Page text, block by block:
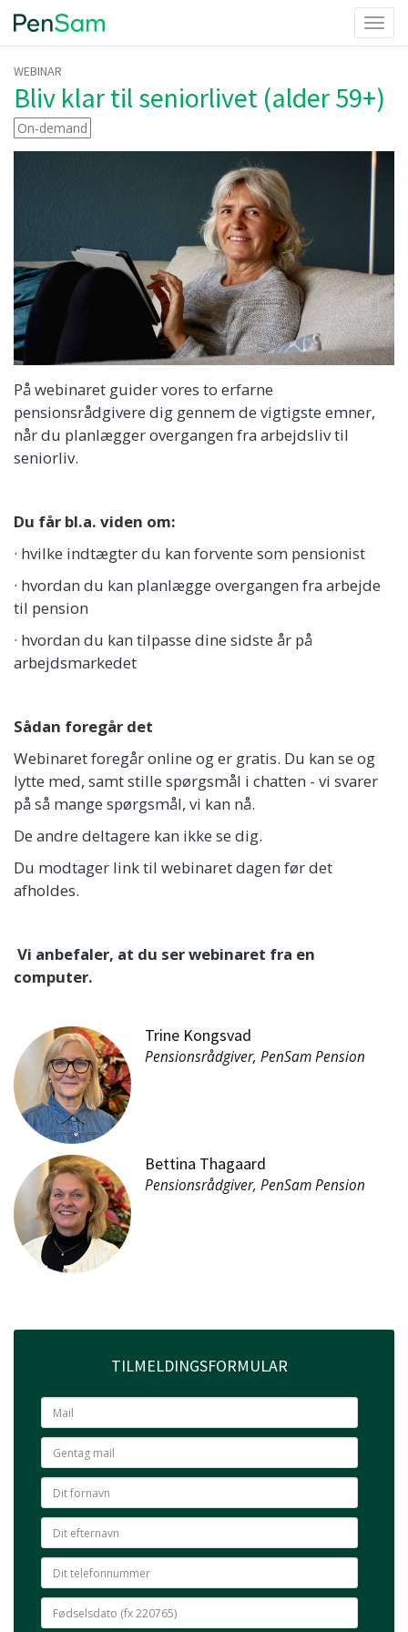
WEBINAR
Bliv klar til seniorlivet (alder 59+)
On-demand
På webinaret guider vores to erfarne
pensionsrådgivere dig gennem de vigtigste emner,
når du planlægger overgangen fra arbejdsliv til
seniorliv.
Du får bl.a. viden om:
· hvilke indtægter du kan forvente som pensionist
· hvordan du kan planlægge overgangen fra arbejde
til pension
· hvordan du kan tilpasse dine sidste år på
arbejdsmarkedet
Sådan foregår det
Webinaret foregår online og er gratis. Du kan se og
lytte med, samt stille spørgsmål i chatten - vi svarer
på så mange spørgsmål, vi kan nå.
De andre deltagere kan ikke se dig.
Du modtager link til webinaret dagen før det
afholdes.
Vi anbefaler, at du ser webinaret fra en
computer.
Trine Kongsvad
Pensionsrådgiver, PenSam Pension
Bettina Thagaard
Pensionsrådgiver, PenSam Pension
TILMELDINGSFORMULAR